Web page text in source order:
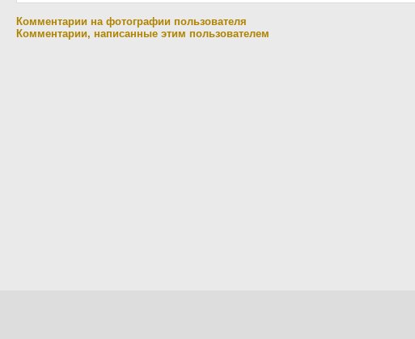
Комментарии на фотографии пользователя
Комментарии, написанные этим пользователем